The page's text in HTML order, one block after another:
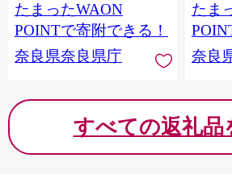
たまったWAON
POINTで寄附できる！
奈良県奈良県庁
たま
奈良
すべての返礼品